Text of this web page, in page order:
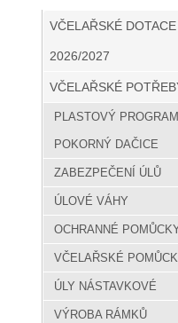
VČELAŘSKÉ DOTACE
2026/2027
VČELAŘSKÉ
PLASTOVÝ
POKORNÝ DAČICE
ZABEZPEČENÍ ÚLŮ
ÚLOVÉ VÁHY
OCHRANNÉ
VČELAŘSKÉ
ÚLY NÁSTAVKOVÉ
VÝROBA RÁMKŮ